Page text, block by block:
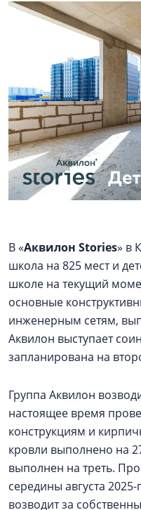
В «Аквилон Stories» в
школа на 825 мест и
школе на текущий
основные
инженерным сетям,
Аквилон выступает
запланирована на
Группа Аквилон
настоящее время
конструкциям и
кровли выполнено на
выполнен на треть.
середины августа
возводит за